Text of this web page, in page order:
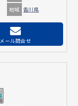
地域 香川県
メール問合せ